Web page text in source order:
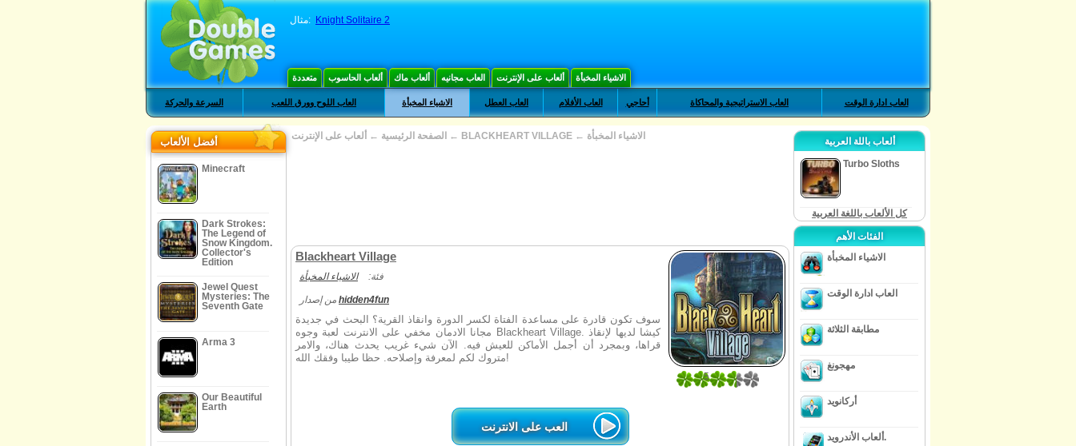
مثال: Knight Solitaire 2
متعددة ألعاب الحاسوب ألعاب ماك العاب مجانيه ألعاب على الإنترنت الاشياء المخبأة
السرعة والحركة العاب اللوح وورق اللعب الاشياء المخبأة العاب العطل العاب الأفلام أحاجي العاب الاستراتيجية والمحاكاة العاب ادارة الوقت
أفضل الألعاب
Minecraft
Dark Strokes:
The Legend of
Snow Kingdom.
Collector's
Edition
Jewel Quest
Mysteries: The
Seventh Gate
Arma 3
Our Beautiful
Earth
الصفحة الرئيسية ← ألعاب على الإنترنت ← BLACKHEART VILLAGE ← الاشياء المخبأة
5
Blackheart Village
فئة: الاشياء المخبأة
hidden4fun
سوف تكون قادرة على مساعدة الفتاة لكسر الدورة وانقاذ القرية؟ البحث في جديدة
مجانا الادمان مخفي على الانترنت لعبة وجوه Blackheart Village. كيشا لديها لإنقاذ
قراها، وبمجرد أن أجمل الأماكن للعيش فيه. الآن شيء غريب يحدث هناك، والامر
متروك لكم لمعرفة وإصلاحه. حظا طيبا وفقك الله!
العب على الانترنت
ألعاب باللة العربية
Turbo Sloths
كل الألعاب باللغة العربية
الفئات الأهم
الاشياء المخبأة
العاب ادارة الوقت
مطابقة الثلاثة
مهجونغ
أركانويد
ألعاب الأندرويد.